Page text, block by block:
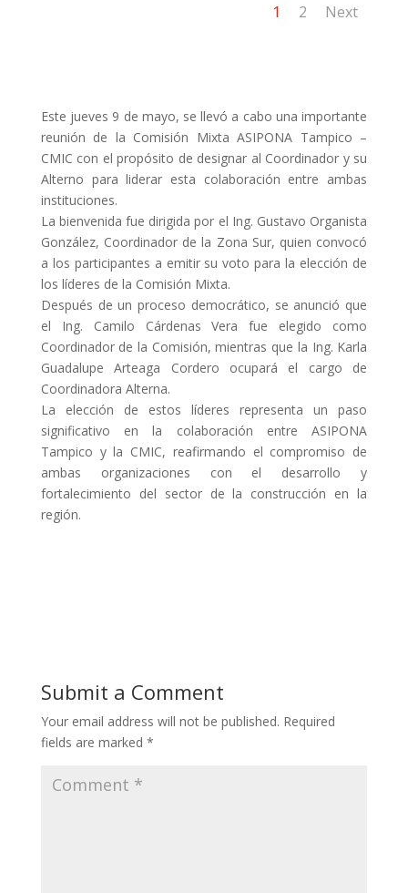
1 2 Next
Este jueves 9 de mayo, se llevó a cabo una importante
reunión de la Comisión Mixta ASIPONA Tampico –
CMIC con el propósito de designar al Coordinador y su
Alterno para liderar esta colaboración entre ambas
instituciones.
La bienvenida fue dirigida por el Ing. Gustavo Organista
González, Coordinador de la Zona Sur, quien convocó
a los participantes a emitir su voto para la elección de
los líderes de la Comisión Mixta.
Después de un proceso democrático, se anunció que
el Ing. Camilo Cárdenas Vera fue elegido como
Coordinador de la Comisión, mientras que la Ing. Karla
Guadalupe Arteaga Cordero ocupará el cargo de
Coordinadora Alterna.
La elección de estos líderes representa un paso
significativo en la colaboración entre ASIPONA
Tampico y la CMIC, reafirmando el compromiso de
ambas organizaciones con el desarrollo y
fortalecimiento del sector de la construcción en la
región.
Submit a Comment
Your email address will not be published. Required
fields are marked *